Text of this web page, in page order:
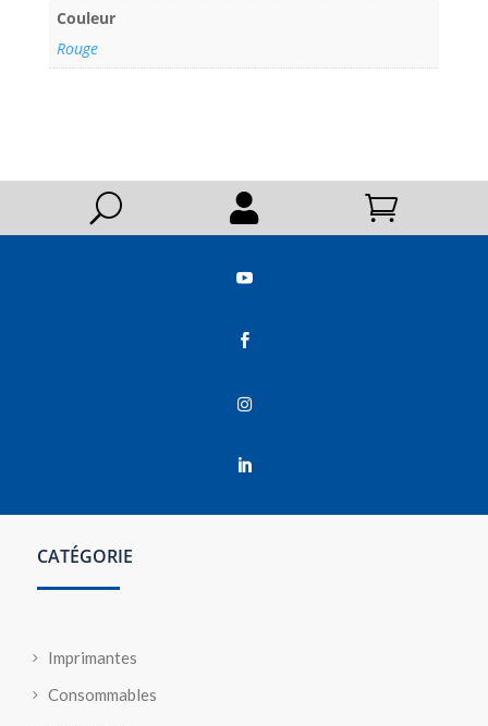
Couleur
Rouge
U  




CATÉGORIE
Imprimantes
Consommables